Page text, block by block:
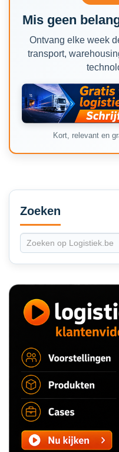
Mis geen
Ontvang elke week
transport,
Kort, relevant en
Secondary
Sidebar
Zoeken